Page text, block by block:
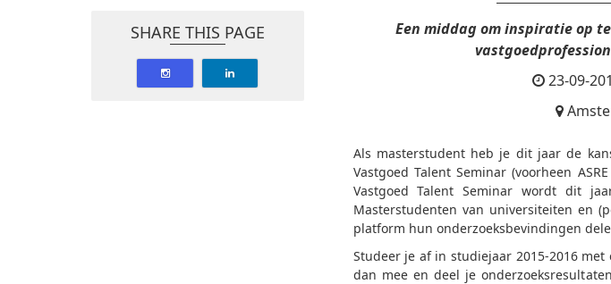
Een middag om inspiratie op
23-09-
Als masterstudent heb je dit jaar de
Vastgoed Talent Seminar (voorheen
Vastgoed Talent Seminar wordt dit
Masterstudenten van universiteiten en
platform hun onderzoeksbevindingen
Studeer je af in studiejaar 2015-2016
dan mee en deel je
SHARE THIS PAGE